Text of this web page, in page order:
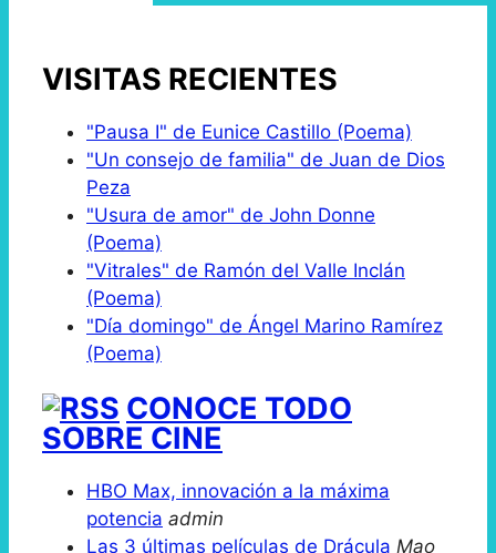
VISITAS RECIENTES
"Pausa I" de Eunice Castillo (Poema)
"Un consejo de familia" de Juan de Dios
Peza
"Usura de amor" de John Donne
(Poema)
"Vitrales" de Ramón del Valle Inclán
(Poema)
"Día domingo" de Ángel Marino Ramírez
(Poema)
CONOCE TODO
SOBRE CINE
HBO Max, innovación a la máxima
potencia admin
Las 3 últimas películas de Drácula Mao